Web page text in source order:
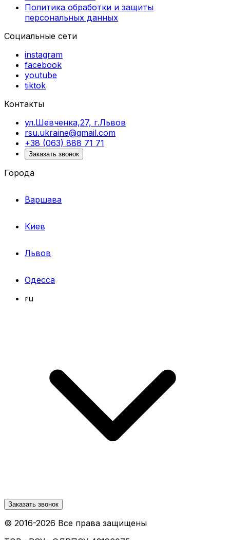
Политика обработки и защиты
персональных данных
Социальные сети
instagram
facebook
youtube
tiktok
Контакты
ул.Шевченка,27, г.Львов
rsu.ukraine@gmail.com
+38 (063) 888 71 71
Заказать звонок
Города
Варшава
Киев
Львов
Одесса
ru
Заказать звонок
© 2016-2026 Все права защищены